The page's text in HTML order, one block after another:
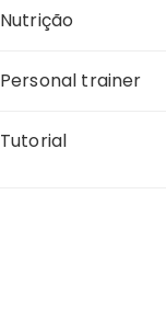
Nutrição
Personal trainer
Tutorial